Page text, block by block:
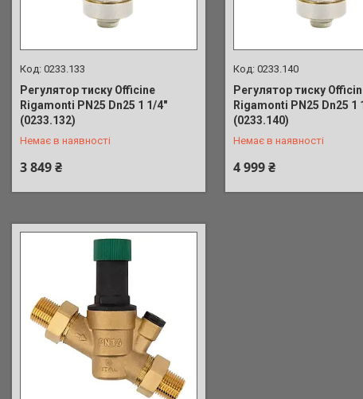
0233.133
Регулятор тиску Officine
Rigamonti PN25 Dn25 1 1/4"
(0233.132)
Немає в наявності
3 849 ₴
+380 (73) 687-71-35
0233.140
Регулятор тиску
Rigamonti PN25 Dn25 1
(0233.140)
Немає в наявності
4 999 ₴
+380 (73) 687-71-35